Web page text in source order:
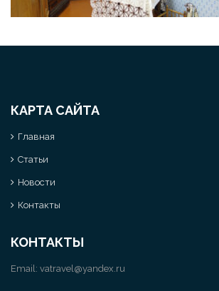
КАРТА САЙТА
Главная
Статьи
Новости
Контакты
КОНТАКТЫ
Email: vatravel@yandex.ru